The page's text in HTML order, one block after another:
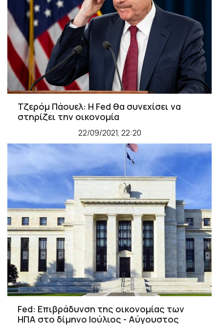
Τζερόμ Πάουελ: Η Fed θα συνεχίσει να
στηρίζει την οικονομία
22/09/2021, 22:20
Fed: Επιβράδυνση της οικονομίας των
ΗΠΑ στο δίμηνο Ιούλιος - Αύγουστος